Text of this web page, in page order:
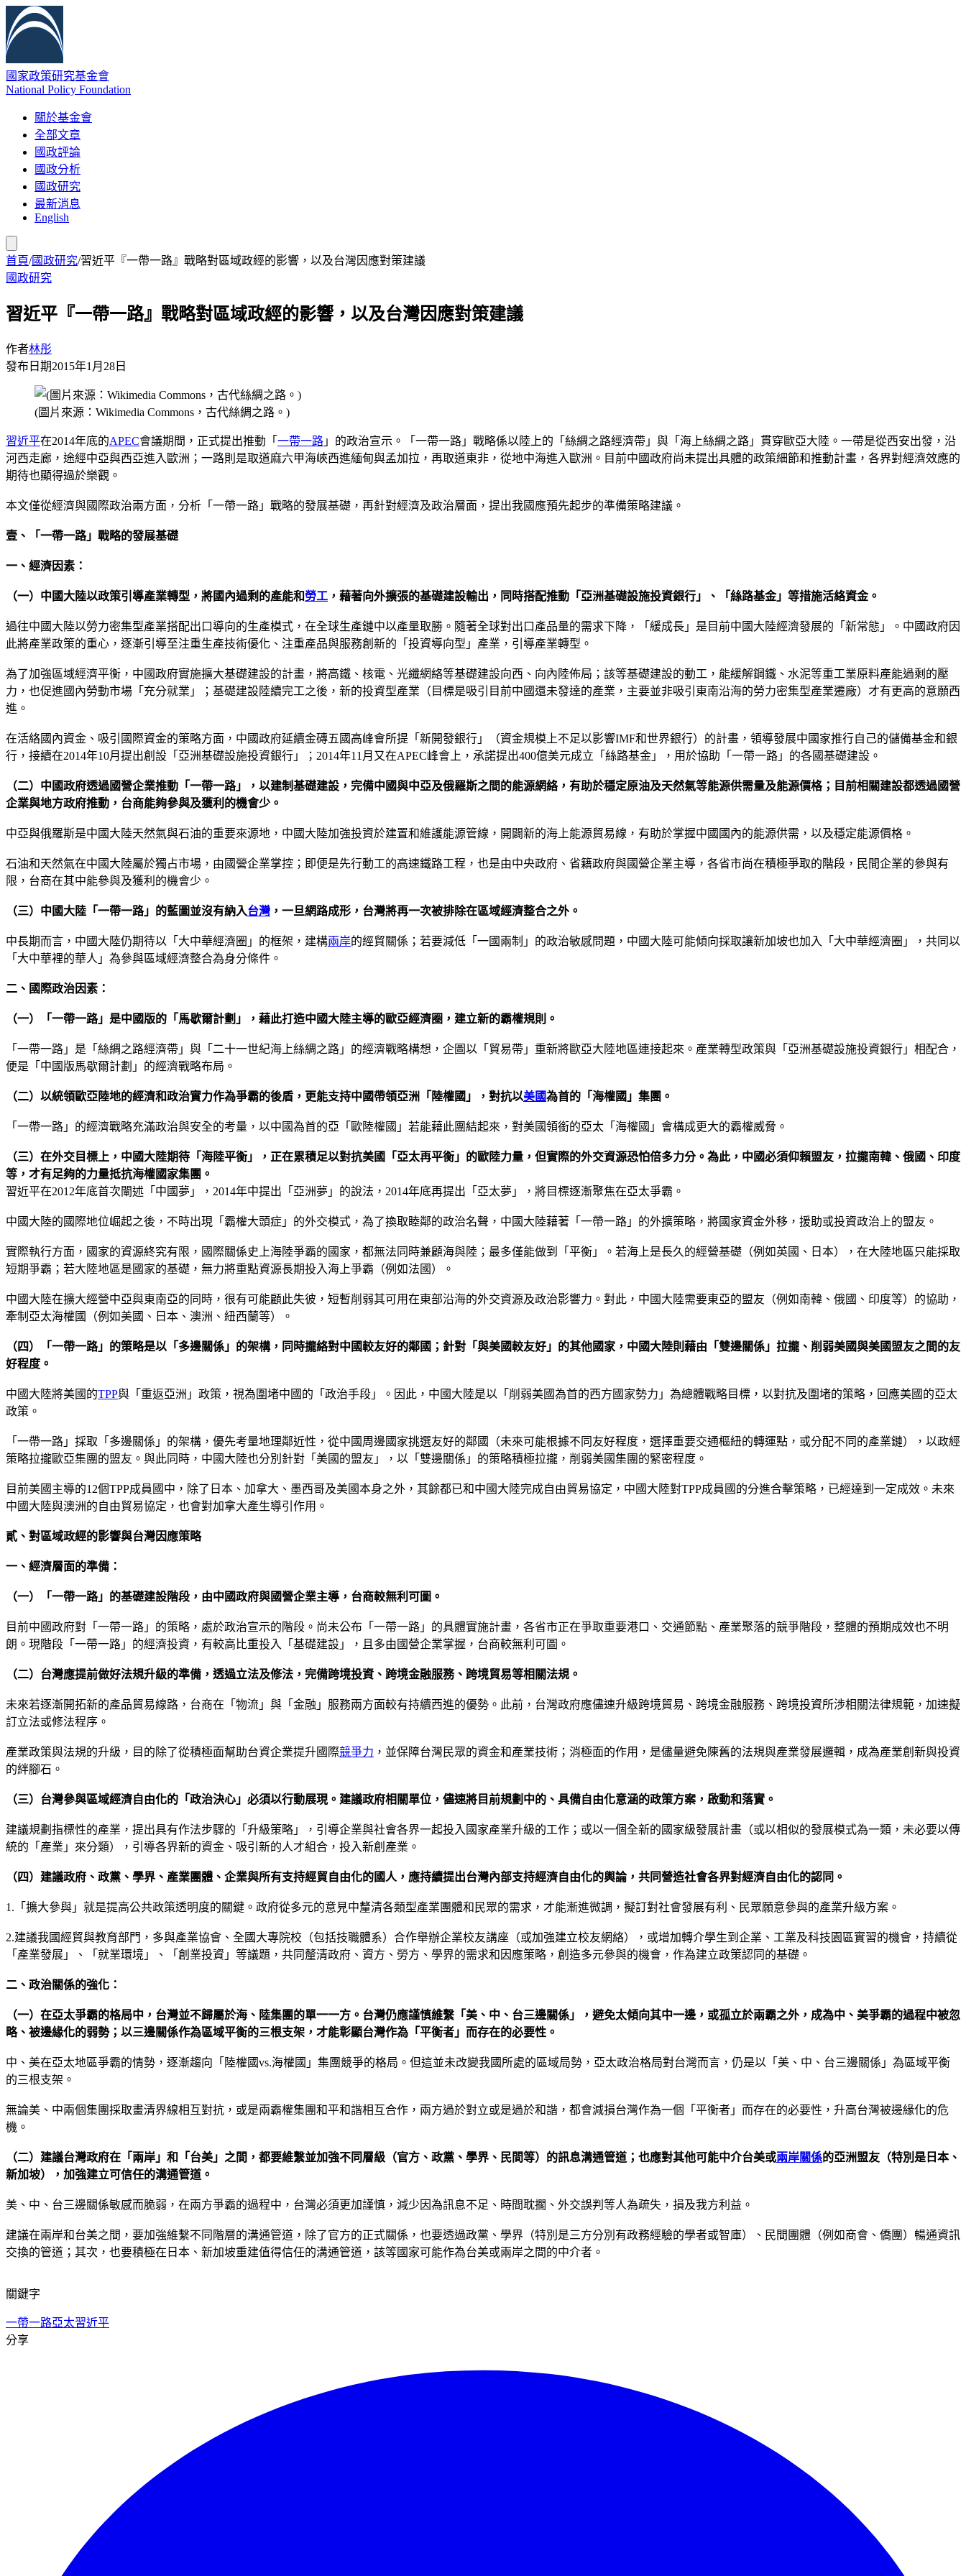
國家政策研究基金會
National Policy Foundation
關於基金會
全部文章
國政評論
國政分析
國政研究
最新消息
English
首頁/國政研究/習近平『一帶一路』戰略對區域政經的影響，以及台灣因應對策建議
國政研究
習近平『一帶一路』戰略對區域政經的影響，以及台灣因應對策建議
作者林彤
發布日期2015年1月28日
(圖片來源：Wikimedia Commons，古代絲綢之路。)
習近平在2014年底的APEC會議期間，正式提出推動「 一帶一路 」的政治宣示。「一帶一路」戰略係以陸上的「絲綢之路經濟帶」與「海上絲綢之路」貫穿歐亞大陸。一帶是從西安出發，沿
河西走廊，途經中亞與西亞進入歐洲；一路則是取道麻六甲海峽西進緬甸與孟加拉，再取道東非，從地中海進入歐洲。目前中國政府尚未提出具體的政策細節和推動計畫，各界對經濟效應的
期待也顯得過於樂觀。
本文僅從經濟與國際政治兩方面，分析「一帶一路」戰略的發展基礎，再針對經濟及政治層面，提出我國應預先起步的準備策略建議。
壹、「一帶一路」戰略的發展基礎
一、經濟因素：
（一）中國大陸以政策引導產業轉型，將國內過剩的產能和勞工 ，藉著向外擴張的基礎建設輸出，同時搭配推動「亞洲基礎設施投資銀行」、「絲路基金」等措施活絡資金。
過往中國大陸以勞力密集型產業搭配出口導向的生產模式，在全球生產鏈中以產量取勝。隨著全球對出口產品量的需求下降，「緩成長」是目前中國大陸經濟發展的「新常態」。中國政府因
此將產業政策的重心，逐漸引導至注重生產技術優化、注重產品與服務創新的「投資導向型」產業，引導產業轉型。
為了加強區域經濟平衡，中國政府實施擴大基礎建設的計畫，將高鐵、核電、光纖網絡等基礎建設向西、向內陸佈局；該等基礎建設的動工，能緩解鋼鐵、水泥等重工業原料產能過剩的壓
力，也促進國內勞動市場「充分就業」；基礎建設陸續完工之後，新的投資型產業（目標是吸引目前中國還未發達的產業，主要並非吸引東南沿海的勞力密集型產業遷廠）才有更高的意願西
進。
在活絡國內資金、吸引國際資金的策略方面，中國政府延續金磚五國高峰會所提「新開發銀行」（資金規模上不足以影響IMF和世界銀行）的計畫，領導發展中國家推行自己的儲備基金和銀
行，接續在2014年10月提出創設「亞洲基礎設施投資銀行」；2014年11月又在APEC峰會上，承諾提出400億美元成立「絲路基金」，用於協助「一帶一路」的各國基礎建設。
（二）中國政府透過國營企業推動「一帶一路」，以建制基礎建設，完備中國與中亞及俄羅斯之間的能源網絡，有助於穩定原油及天然氣等能源供需量及能源價格；目前相關建設都透過國營
企業與地方政府推動，台商能夠參與及獲利的機會少。
中亞與俄羅斯是中國大陸天然氣與石油的重要來源地，中國大陸加強投資於建置和維護能源管線，開闢新的海上能源貿易線，有助於掌握中國國內的能源供需，以及穩定能源價格。
石油和天然氣在中國大陸屬於獨占市場，由國營企業掌控；即便是先行動工的高速鐵路工程，也是由中央政府、省籍政府與國營企業主導，各省市尚在積極爭取的階段，民間企業的參與有
限，台商在其中能參與及獲利的機會少。
（三）中國大陸「一帶一路」的藍圖並沒有納入台灣 ，一旦網路成形，台灣將再一次被排除在區域經濟整合之外。
中長期而言，中國大陸仍期待以「大中華經濟圈」的框架，建構兩岸的經貿關係；若要減低「一國兩制」的政治敏感問題，中國大陸可能傾向採取讓新加坡也加入「大中華經濟圈」，共同以
「大中華裡的華人」為參與區域經濟整合為身分條件。
二、國際政治因素：
（一）「一帶一路」是中國版的「馬歇爾計劃」，藉此打造中國大陸主導的歐亞經濟圈，建立新的霸權規則。
「一帶一路」是「絲綢之路經濟帶」與「二十一世紀海上絲綢之路」的經濟戰略構想，企圖以「貿易帶」重新將歐亞大陸地區連接起來。產業轉型政策與「亞洲基礎設施投資銀行」相配合，
便是「中國版馬歇爾計劃」的經濟戰略布局。
（二）以統領歐亞陸地的經濟和政治實力作為爭霸的後盾，更能支持中國帶領亞洲「陸權國」，對抗以美國為首的「海權國」集團。
「一帶一路」的經濟戰略充滿政治與安全的考量，以中國為首的亞「歐陸權國」若能藉此團結起來，對美國領銜的亞太「海權國」會構成更大的霸權威脅。
（三）在外交目標上，中國大陸期待「海陸平衡」，正在累積足以對抗美國「亞太再平衡」的歐陸力量，但實際的外交資源恐怕倍多力分。為此，中國必須仰賴盟友，拉攏南韓、俄國、印度
等，才有足夠的力量抵抗海權國家集團。
習近平在2012年底首次闡述「中國夢」，2014年中提出「亞洲夢」的說法，2014年底再提出「亞太夢」，將目標逐漸聚焦在亞太爭霸。
中國大陸的國際地位崛起之後，不時出現「霸權大頭症」的外交模式，為了換取睦鄰的政治名聲，中國大陸藉著「一帶一路」的外擴策略，將國家資金外移，援助或投資政治上的盟友。
實際執行方面，國家的資源終究有限，國際關係史上海陸爭霸的國家，都無法同時兼顧海與陸；最多僅能做到「平衡」。若海上是長久的經營基礎（例如英國、日本），在大陸地區只能採取
短期爭霸；若大陸地區是國家的基礎，無力將重點資源長期投入海上爭霸（例如法國）。
中國大陸在擴大經營中亞與東南亞的同時，很有可能顧此失彼，短暫削弱其可用在東部沿海的外交資源及政治影響力。對此，中國大陸需要東亞的盟友（例如南韓、俄國、印度等）的協助，
牽制亞太海權國（例如美國、日本、澳洲、紐西蘭等）。
（四）「一帶一路」的策略是以「多邊關係」的架構，同時攏絡對中國較友好的鄰國；針對「與美國較友好」的其他國家，中國大陸則藉由「雙邊關係」拉攏、削弱美國與美國盟友之間的友
好程度。
中國大陸將美國的TPP與「重返亞洲」政策，視為圍堵中國的「政治手段」。因此，中國大陸是以「削弱美國為首的西方國家勢力」為總體戰略目標，以對抗及圍堵的策略，回應美國的亞太
政策。
「一帶一路」採取「多邊關係」的架構，優先考量地理鄰近性，從中國周邊國家挑選友好的鄰國（未來可能根據不同友好程度，選擇重要交通樞紐的轉運點，或分配不同的產業鏈），以政經
策略拉攏歐亞集團的盟友。與此同時，中國大陸也分別針對「美國的盟友」，以「雙邊關係」的策略積極拉攏，削弱美國集團的緊密程度。
目前美國主導的12個TPP成員國中，除了日本、加拿大、墨西哥及美國本身之外，其餘都已和中國大陸完成自由貿易協定，中國大陸對TPP成員國的分進合擊策略，已經達到一定成效。未來
中國大陸與澳洲的自由貿易協定，也會對加拿大產生導引作用。
貳、對區域政經的影響與台灣因應策略
一、經濟層面的準備：
（一）「一帶一路」的基礎建設階段，由中國政府與國營企業主導，台商較無利可圖。
目前中國政府對「一帶一路」的策略，處於政治宣示的階段。尚未公布「一帶一路」的具體實施計畫，各省市正在爭取重要港口、交通節點、產業聚落的競爭階段，整體的預期成效也不明
朗。現階段「一帶一路」的經濟投資，有較高比重投入「基礎建設」，且多由國營企業掌握，台商較無利可圖。
（二）台灣應提前做好法規升級的準備，透過立法及修法，完備跨境投資、跨境金融服務、跨境貿易等相關法規。
未來若逐漸開拓新的產品貿易線路，台商在「物流」與「金融」服務兩方面較有持續西進的優勢。此前，台灣政府應儘速升級跨境貿易、跨境金融服務、跨境投資所涉相關法律規範，加速擬
訂立法或修法程序。
產業政策與法規的升級，目的除了從積極面幫助台資企業提升國際競爭力 ，並保障台灣民眾的資金和產業技術；消極面的作用，是儘量避免陳舊的法規與產業發展邏輯，成為產業創新與投資
的絆腳石。
（三）台灣參與區域經濟自由化的「政治決心」必須以行動展現。建議政府相關單位，儘速將目前規劃中的、具備自由化意涵的政策方案，啟動和落實。
建議規劃指標性的產業，提出具有作法步驟的「升級策略」，引導企業與社會各界一起投入國家產業升級的工作；或以一個全新的國家級發展計畫（或以相似的發展模式為一類，未必要以傳
統的「產業」來分類），引導各界新的資金、吸引新的人才組合，投入新創產業。
（四）建議政府、政黨、學界、產業團體、企業與所有支持經貿自由化的國人，應持續提出台灣內部支持經濟自由化的輿論，共同營造社會各界對經濟自由化的認同。
1.「擴大參與」就是提高公共政策透明度的關鍵。政府從多元的意見中釐清各類型產業團體和民眾的需求，才能漸進微調，擬訂對社會發展有利、民眾願意參與的產業升級方案。
2.建議我國經貿與教育部門，多與產業協會、全國大專院校（包括技職體系）合作舉辦企業校友講座（或加強建立校友網絡），或增加轉介學生到企業、工業及科技園區實習的機會，持續從
「產業發展」、「就業環境」、「創業投資」等議題，共同釐清政府、資方、勞方、學界的需求和因應策略，創造多元參與的機會，作為建立政策認同的基礎。
二、政治關係的強化：
（一）在亞太爭霸的格局中，台灣並不歸屬於海、陸集團的單一一方。台灣仍應謹慎維繫「美、中、台三邊關係」，避免太傾向其中一邊，或孤立於兩霸之外，成為中、美爭霸的過程中被忽
略、被邊緣化的弱勢；以三邊關係作為區域平衡的三根支架，才能彰顯台灣作為「平衡者」而存在的必要性。
中、美在亞太地區爭霸的情勢，逐漸趨向「陸權國vs.海權國」集團競爭的格局。但這並未改變我國所處的區域局勢，亞太政治格局對台灣而言，仍是以「美、中、台三邊關係」為區域平衡
的三根支架。
無論美、中兩個集團採取畫清界線相互對抗，或是兩霸權集團和平和諧相互合作，兩方過於對立或是過於和諧，都會減損台灣作為一個「平衡者」而存在的必要性，升高台灣被邊緣化的危
機。
（二）建議台灣政府在「兩岸」和「台美」之間，都要維繫並加強不同層級（官方、政黨、學界、民間等）的訊息溝通管道；也應對其他可能中介台美或兩岸關係的亞洲盟友（特別是日本、
新加坡），加強建立可信任的溝通管道。
美、中、台三邊關係敏感而脆弱，在兩方爭霸的過程中，台灣必須更加謹慎，減少因為訊息不足、時間耽擱、外交誤判等人為疏失，損及我方利益。
建議在兩岸和台美之間，要加強維繫不同階層的溝通管道，除了官方的正式關係，也要透過政黨、學界（特別是三方分別有政務經驗的學者或智庫）、民間團體（例如商會、僑團）暢通資訊
交換的管道；其次，也要積極在日本、新加坡重建值得信任的溝通管道，該等國家可能作為台美或兩岸之間的中介者。
關鍵字
一帶一路亞太習近平
分享